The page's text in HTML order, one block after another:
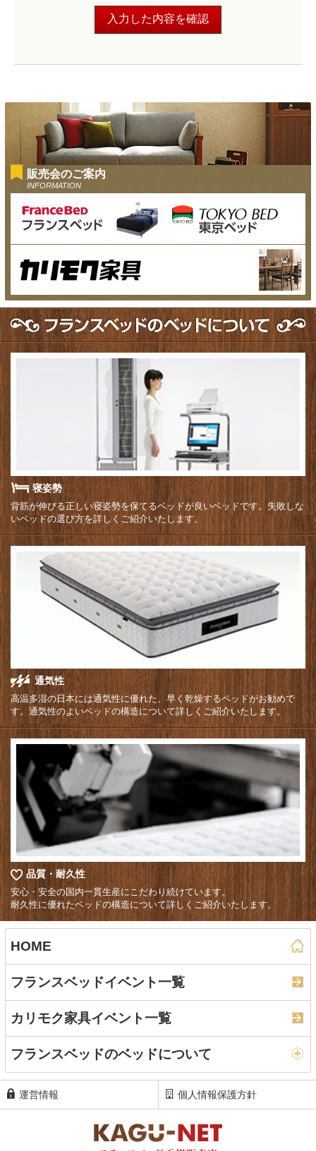
販売会のご案内
INFORMATION
寝姿勢
背筋が伸びる正しい寝姿勢を保てるベッドが良いベッドです。失敗しな
いベッドの選び方を詳しくご紹介いたします。
通気性
高温多湿の日本には通気性に優れた、早く乾燥するベッドがお勧めで
す。通気性のよいベッドの構造について詳しくご紹介いたします。
品質・耐久性
安心・安全の国内一貫生産にこだわり続けています。
耐久性に優れたベッドの構造について詳しくご紹介いたします。
HOME
フランスベッドイベント一覧
カリモク家具イベント一覧
フランスベッドのベッドについて
運営情報 個人情報保護方針